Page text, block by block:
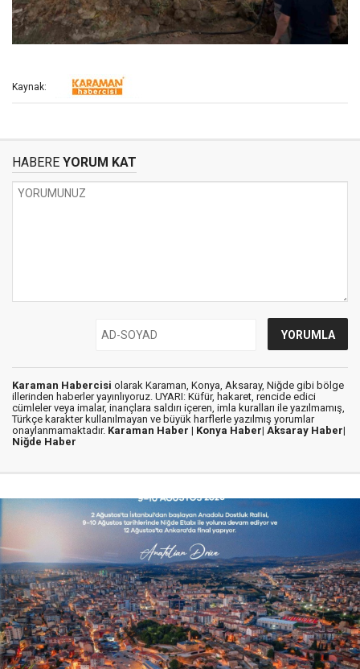
Kaynak:
HABERE YORUM KAT
Karaman Habercisi olarak Karaman, Konya, Aksaray, Niğde gibi bölge
illerinden haberler yayınlıyoruz. UYARI: Küfür, hakaret, rencide edici
cümleler veya imalar, inançlara saldırı içeren, imla kuralları ile yazılmamış,
Türkçe karakter kullanılmayan ve büyük harflerle yazılmış yorumlar
onaylanmamaktadır. Karaman Haber | Konya Haber| Aksaray Haber|
Niğde Haber